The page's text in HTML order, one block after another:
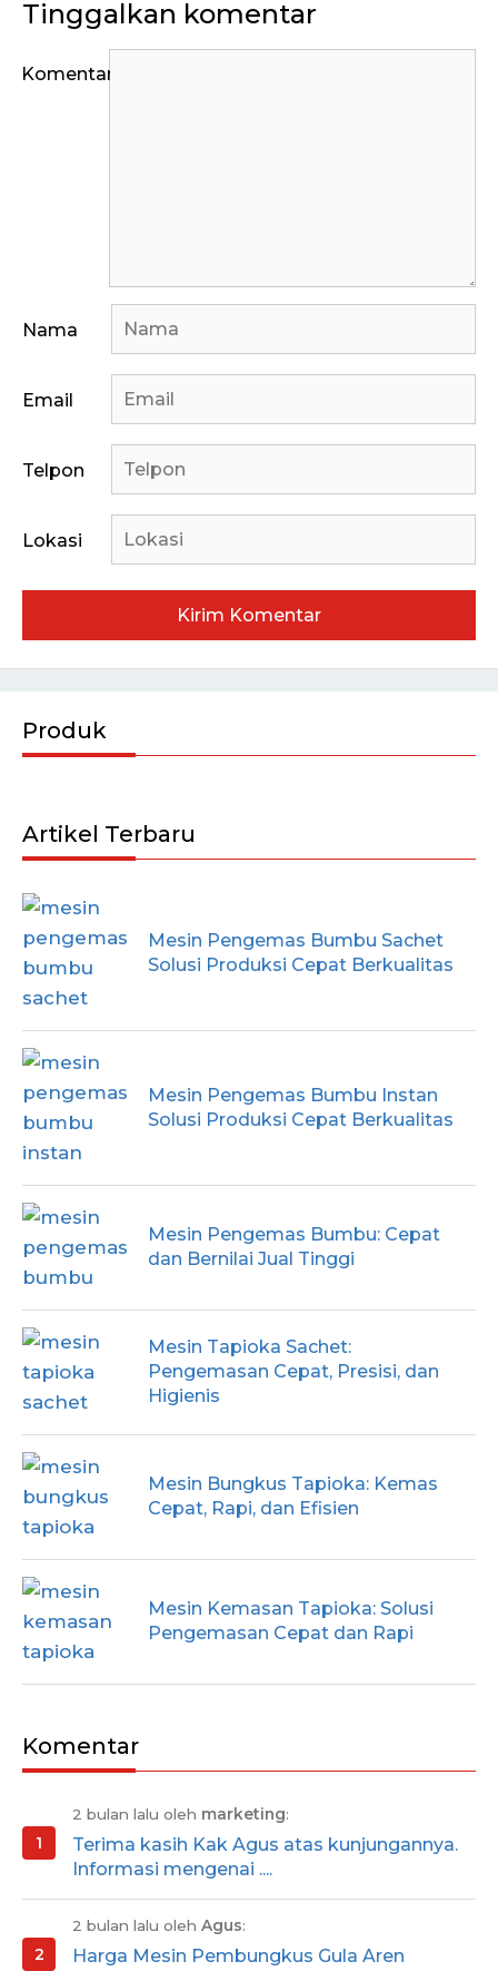
Tinggalkan komentar
Komentar
Nama
Email
Telpon
Lokasi
Produk
Artikel Terbaru
Mesin Pengemas Bumbu Sachet
Solusi Produksi Cepat Berkualitas
Mesin Pengemas Bumbu Instan
Solusi Produksi Cepat Berkualitas
Mesin Pengemas Bumbu: Cepat
dan Bernilai Jual Tinggi
Mesin Tapioka Sachet:
Pengemasan Cepat, Presisi, dan
Higienis
Mesin Bungkus Tapioka: Kemas
Cepat, Rapi, dan Efisien
Mesin Kemasan Tapioka: Solusi
Pengemasan Cepat dan Rapi
Komentar
2 bulan lalu oleh marketing:
Terima kasih Kak Agus atas kunjungannya.
Informasi mengenai ....
2 bulan lalu oleh Agus:
Harga Mesin Pembungkus Gula Aren